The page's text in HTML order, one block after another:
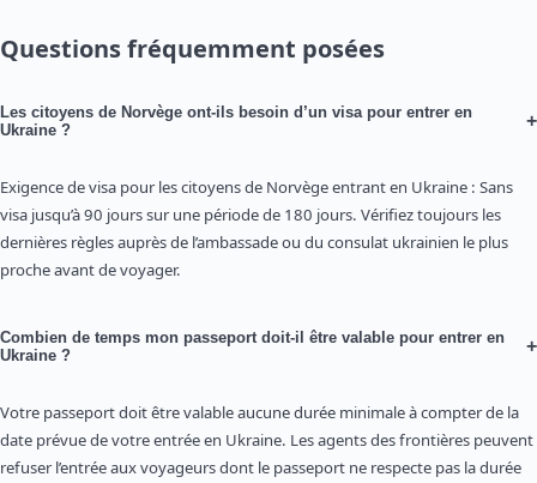
Questions fréquemment posées
Les citoyens de Norvège ont-ils besoin d’un visa pour entrer en
Ukraine ?
+
Exigence de visa pour les citoyens de Norvège entrant en Ukraine : Sans
visa jusqu’à 90 jours sur une période de 180 jours. Vérifiez toujours les
dernières règles auprès de l’ambassade ou du consulat ukrainien le plus
proche avant de voyager.
Combien de temps mon passeport doit-il être valable pour entrer en
Ukraine ?
+
Votre passeport doit être valable aucune durée minimale à compter de la
date prévue de votre entrée en Ukraine. Les agents des frontières peuvent
refuser l’entrée aux voyageurs dont le passeport ne respecte pas la durée